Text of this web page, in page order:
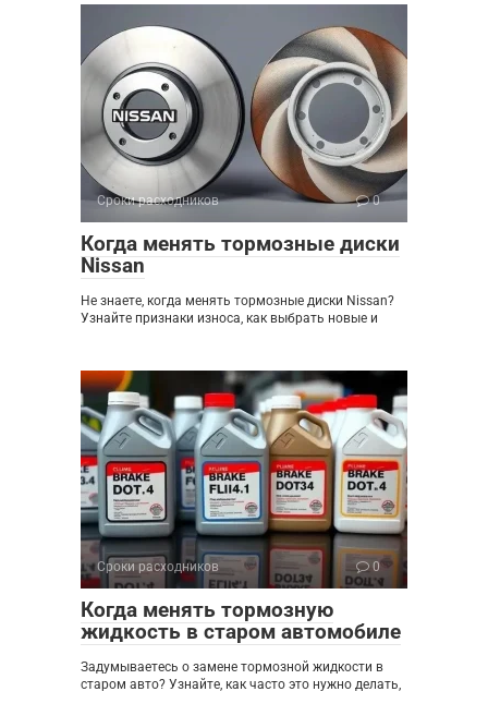
Сроки расходников 0
Когда менять тормозные диски
Nissan
Не знаете, когда менять тормозные диски Nissan?
Узнайте признаки износа, как выбрать новые и
Сроки расходников 0
Когда менять тормозную
жидкость в старом автомобиле
Задумываетесь о замене тормозной жидкости в
старом авто? Узнайте, как часто это нужно делать,